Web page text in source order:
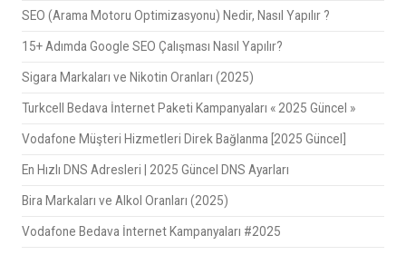
SEO (Arama Motoru Optimizasyonu) Nedir, Nasıl Yapılır ?
15+ Adımda Google SEO Çalışması Nasıl Yapılır?
Sigara Markaları ve Nikotin Oranları (2025)
Turkcell Bedava İnternet Paketi Kampanyaları « 2025 Güncel »
Vodafone Müşteri Hizmetleri Direk Bağlanma [2025 Güncel]
En Hızlı DNS Adresleri | 2025 Güncel DNS Ayarları
Bira Markaları ve Alkol Oranları (2025)
Vodafone Bedava İnternet Kampanyaları #2025